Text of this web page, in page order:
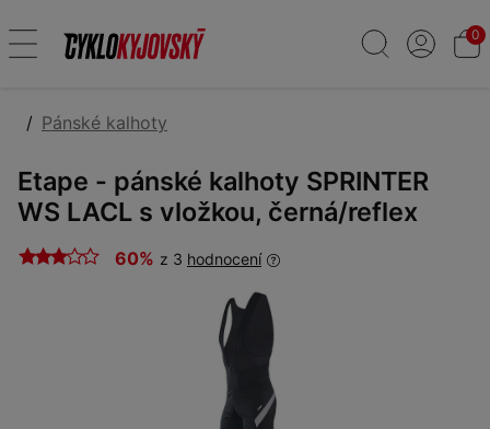
0
Pánské kalhoty
Etape - pánské kalhoty SPRINTER
WS LACL s vložkou, černá/reflex
60% z 3 hodnocení